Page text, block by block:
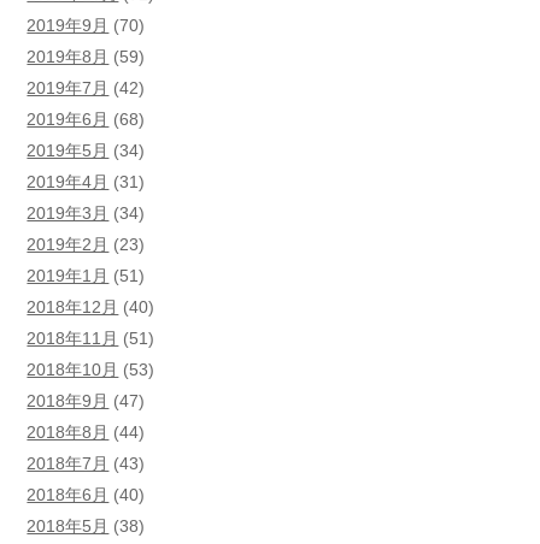
2019年9月 (70)
2019年8月 (59)
2019年7月 (42)
2019年6月 (68)
2019年5月 (34)
2019年4月 (31)
2019年3月 (34)
2019年2月 (23)
2019年1月 (51)
2018年12月 (40)
2018年11月 (51)
2018年10月 (53)
2018年9月 (47)
2018年8月 (44)
2018年7月 (43)
2018年6月 (40)
2018年5月 (38)